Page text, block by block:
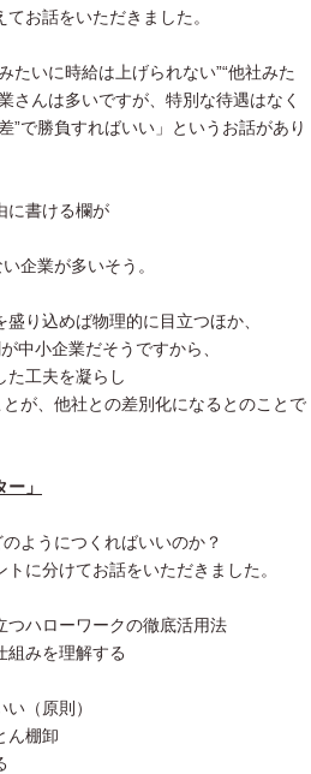
お話をいただきました。
たいに時給は上げられない”“他社みた
さんは多いですが、特別な待遇はなく
”で勝負すればいい」というお話があり
に書ける欄が
企業が多いそう。
り込めば物理的に目立つほか、
中小企業だそうですから、
た工夫を凝らし
が、他社との差別化になるとのことで
」
ようにつくればいいのか？
に分けてお話をいただきました。
つハローワークの徹底活用法
組みを理解する
（原則）
ん棚卸